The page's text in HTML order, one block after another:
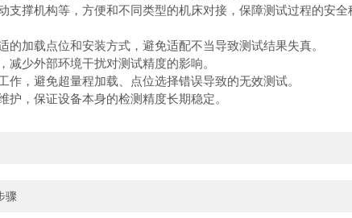
机构等，方便和不同类型的机床对接，保障测试过程的安全
加载点位和安装方式，避免适配不当导致测试结果失真。
少外部环境干扰对测试精度的影响。
，避免超量程加载、点位选择错误导致的无效测试。
，保证设备本身的检测精度长期稳定。
骤